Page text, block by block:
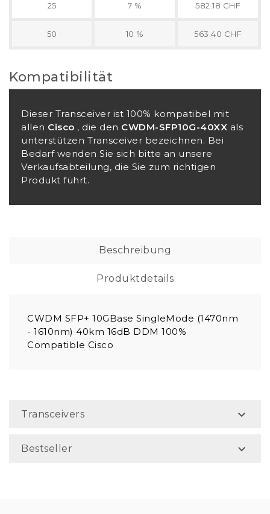
25 7 % 582.18 CHF
50 10 % 563.40 CHF
Kompatibilität
Dieser Transceiver ist 100% kompatibel mit
allen Cisco , die den CWDM-SFP10G-40XX als
unterstützen Transceiver bezeichnen. Bei
Bedarf wenden Sie sich bitte an unsere
Verkaufsabteilung, die Sie zum richtigen
Produkt führt.
Beschreibung
Produktdetails
CWDM SFP+ 10GBase SingleMode (1470nm
- 1610nm) 40km 16dB DDM 100%
Compatible Cisco
Transceivers 
Bestseller 